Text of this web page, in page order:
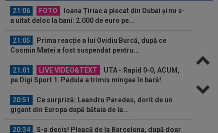
21:06 FOTO
Ioana Țiriac a plecat din Dubai și nu s-
a uitat deloc la bani: 2.000 de euro pe...
21:05
Prima reacție a lui Ovidiu Burcă, după ce
Cosmin Matei a fost suspendat pentru...
21:01 LIVE VIDEO&TEXT
UTA - Rapid 0-0, ACUM,
pe Digi Sport 1. Padula a trimis mingea în bară!
20:51
Ce surpriză: Leandro Paredes, dorit de un
gigant din Europa după bătaia de la...
20:34 S-a decis! Pleacă de la Barcelona, după doar